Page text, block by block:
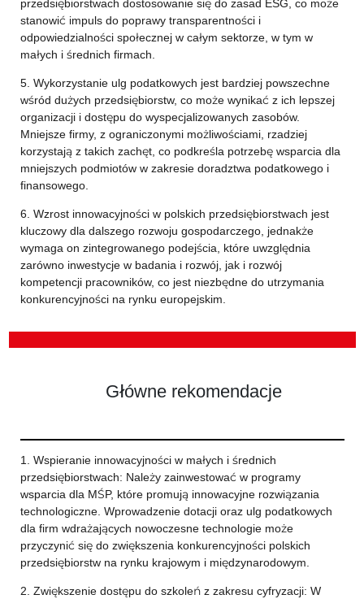
przedsiębiorstwach dostosowanie się do zasad ESG, co może
stanowić impuls do poprawy transparentności i
odpowiedzialności społecznej w całym sektorze, w tym w
małych i średnich firmach.
5. Wykorzystanie ulg podatkowych jest bardziej powszechne
wśród dużych przedsiębiorstw, co może wynikać z ich lepszej
organizacji i dostępu do wyspecjalizowanych zasobów.
Mniejsze firmy, z ograniczonymi możliwościami, rzadziej
korzystają z takich zachęt, co podkreśla potrzebę wsparcia dla
mniejszych podmiotów w zakresie doradztwa podatkowego i
finansowego.
6. Wzrost innowacyjności w polskich przedsiębiorstwach jest
kluczowy dla dalszego rozwoju gospodarczego, jednakże
wymaga on zintegrowanego podejścia, które uwzględnia
zarówno inwestycje w badania i rozwój, jak i rozwój
kompetencji pracowników, co jest niezbędne do utrzymania
konkurencyjności na rynku europejskim.
Główne rekomendacje
1. Wspieranie innowacyjności w małych i średnich
przedsiębiorstwach: Należy zainwestować w programy
wsparcia dla MŚP, które promują innowacyjne rozwiązania
technologiczne. Wprowadzenie dotacji oraz ulg podatkowych
dla firm wdrażających nowoczesne technologie może
przyczynić się do zwiększenia konkurencyjności polskich
przedsiębiorstw na rynku krajowym i międzynarodowym.
2. Zwiększenie dostępu do szkoleń z zakresu cyfryzacji: W